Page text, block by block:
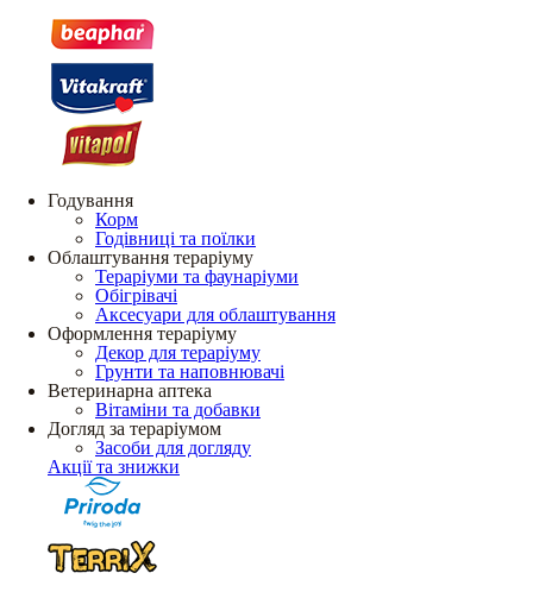
Годування
Корм
Годівниці та поїлки
Облаштування тераріуму
Тераріуми та фаунаріуми
Обігрівачі
Аксесуари для облаштування
Оформлення тераріуму
Декор для тераріуму
Грунти та наповнювачі
Ветеринарна аптека
Вітаміни та добавки
Догляд за тераріумом
Засоби для догляду
Акції та знижки